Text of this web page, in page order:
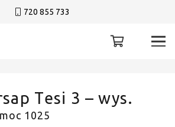
720 855 733
Tesi 3 – wys.
1025